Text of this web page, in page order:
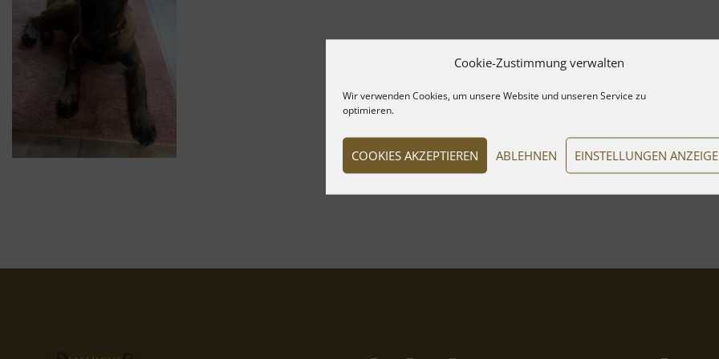
Cookie-Zustimmung verwalten
Wir verwenden Cookies, um unsere Website und unseren Service zu
optimieren.
COOKIES AKZEPTIEREN ABLEHNEN EINSTELLUNGEN